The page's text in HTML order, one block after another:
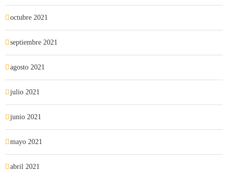
octubre 2021
septiembre 2021
agosto 2021
julio 2021
junio 2021
mayo 2021
abril 2021